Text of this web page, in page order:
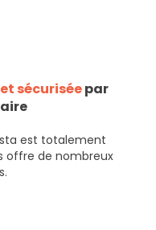
sécuriséepar
est totalement
offre de nombreux